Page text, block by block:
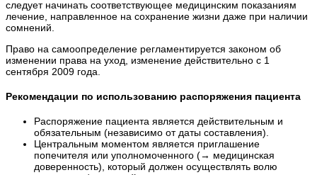
следует начинать соответствующее медицинским показаниям
лечение, направленное на сохранение жизни даже при наличии
сомнений.
Право на самоопределение регламентируется законом об
изменении права на уход, изменение действительно с 1
сентября 2009 года.
Рекомендации по использованию распоряжения пациента
Распоряжение пациента является действительным и
обязательным (независимо от даты составления).
Центральным моментом является приглашение
попечителя или уполномоченного (→ медицинская
доверенность), который должен осуществлять волю